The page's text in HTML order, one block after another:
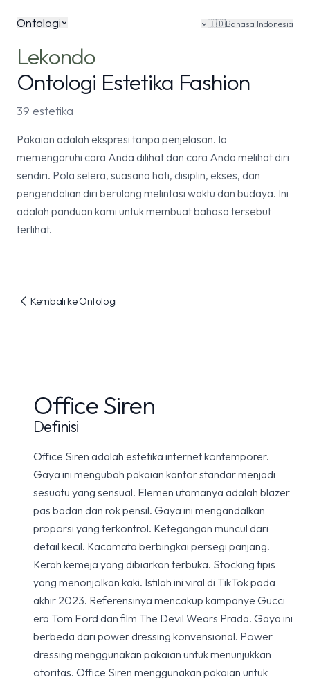
Ontologi 🇮🇩Bahasa Indonesia
Lekondo
Ontologi Estetika Fashion
39 estetika
Pakaian adalah ekspresi tanpa penjelasan. Ia
memengaruhi cara Anda dilihat dan cara Anda melihat diri
sendiri. Pola selera, suasana hati, disiplin, ekses, dan
pengendalian diri berulang melintasi waktu dan budaya. Ini
adalah panduan kami untuk membuat bahasa tersebut
terlihat.
Kembali ke Ontologi
Office Siren
Definisi
Office Siren adalah estetika internet kontemporer.
Gaya ini mengubah pakaian kantor standar menjadi
sesuatu yang sensual. Elemen utamanya adalah blazer
pas badan dan rok pensil. Gaya ini mengandalkan
proporsi yang terkontrol. Ketegangan muncul dari
detail kecil. Kacamata berbingkai persegi panjang.
Kerah kemeja yang dibiarkan terbuka. Stocking tipis
yang menonjolkan kaki. Istilah ini viral di TikTok pada
akhir 2023. Referensinya mencakup kampanye Gucci
era Tom Ford dan film The Devil Wears Prada. Gaya ini
berbeda dari power dressing konvensional. Power
dressing menggunakan pakaian untuk menunjukkan
otoritas. Office Siren menggunakan pakaian untuk